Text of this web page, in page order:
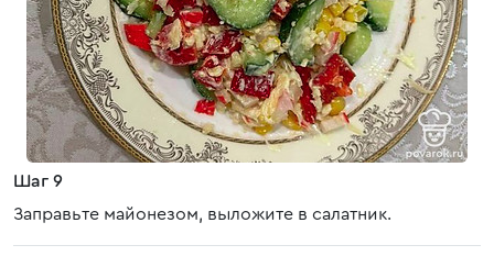
Шаг 9
Заправьте майонезом, выложите в салатник.